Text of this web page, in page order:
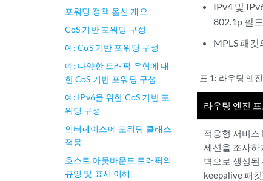
포워딩 정책 옵션 개요
CoS 기반 포워딩 구성
예: CoS 기반 포워딩 구성
예: 다양한 트래픽 유형에 대
한 CoS 기반 포워딩 구성
예: IPv6을 위한 CoS 기반 포
워딩 구성
인터페이스에 포워딩 클래스
적용
호스트 아웃바운드 트래픽의
큐잉 및 표시 이해
IPv4 및
802.1p 필
MPLS 패
표 1: 라우팅 엔
라우팅 엔진
적응형 서비스
세션을 조사하
벽으로 생성된
keepalive 패